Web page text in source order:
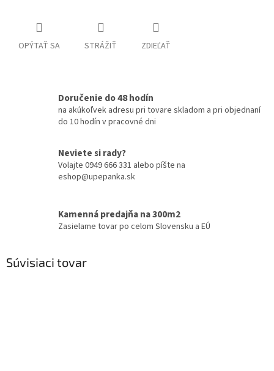
OPÝTAŤ SA STRÁŽIŤ ZDIEĽAŤ
Doručenie do 48 hodín
na akúkoľvek adresu pri tovare skladom a pri objednaní
do 10 hodín v pracovné dni
Neviete si rady?
Volajte 0949 666 331 alebo píšte na
eshop@upepanka.sk
Kamenná predajňa na 300m2
Zasielame tovar po celom Slovensku a EÚ
Súvisiaci tovar